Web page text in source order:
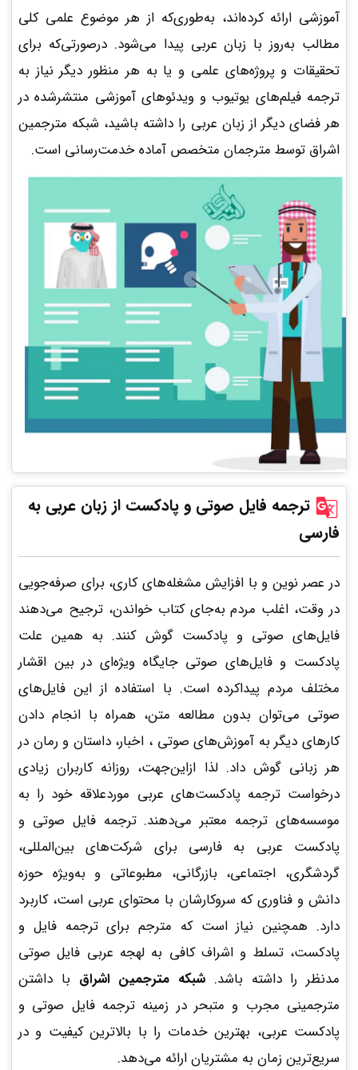
آموزشی ارائه کرده‌اند، به‌طوری‌که از هر موضوع علمی کلی
مطالب به‌روز با زبان عربی پیدا می‌شود. درصورتی‌که برای
تحقیقات و پروژه‌های علمی و یا به هر منظور دیگر نیاز به
ترجمه فیلم‌های یوتیوب و ویدئوهای آموزشی منتشرشده در
هر فضای دیگر از زبان عربی را داشته باشید، شبکه مترجمین
اشراق توسط مترجمان متخصص آماده خدمت‌رسانی است.
ترجمه فایل صوتی و پادکست از زبان عربی به
فارسی
در عصر نوین و با افزایش مشغله‌های کاری، برای صرفه‌جویی
در وقت، اغلب مردم به‌جای کتاب خواندن، ترجیح می‌دهند
فایل‌های صوتی و پادکست گوش کنند. به همین علت
پادکست‌ و فایل‌های صوتی جایگاه ویژه‌ای در بین اقشار
مختلف مردم پیداکرده‌ است. با استفاده از این فایل‌های
صوتی می‌توان بدون مطالعه متن، همراه با انجام دادن
کارهای دیگر به آموزش‌های صوتی ، اخبار، داستان و رمان در
هر زبانی گوش داد. لذا ازاین‌جهت، روزانه کاربران زیادی
درخواست‌ ترجمه پادکست‌های عربی موردعلاقه خود را به
موسسه‌های ترجمه معتبر می‌دهند. ترجمه فایل صوتی و
پادکست عربی به فارسی برای شرکت‌های بین‌المللی،
گردشگری، اجتماعی، بازرگانی، مطبوعاتی و به‌ویژه حوزه
دانش و فناوری که سروکارشان با محتوای عربی است، کاربرد
دارد. همچنین نیاز است که مترجم برای ترجمه فایل و
پادکست، تسلط و اشراف کافی به لهجه عربی فایل صوتی
مدنظر را داشته باشد. شبکه مترجمین اشراق با داشتن
مترجمینی مجرب و متبحر در زمینه ترجمه فایل صوتی و
پادکست عربی، بهترین خدمات را با بالاترین کیفیت و در
سریع‌ترین زمان به مشتریان ارائه می‌دهد.